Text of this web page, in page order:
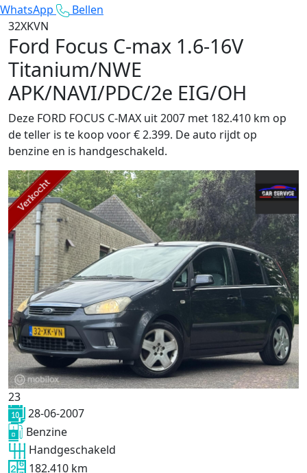
WhatsApp
Bellen
32XKVN
Ford Focus C-max 1.6-16V
Titanium/NWE
APK/NAVI/PDC/2e EIG/OH
Deze FORD FOCUS C-MAX uit 2007 met 182.410 km op
de teller is te koop voor € 2.399. De auto rijdt op
benzine en is handgeschakeld.
23
28-06-2007
Benzine
Handgeschakeld
182.410 km